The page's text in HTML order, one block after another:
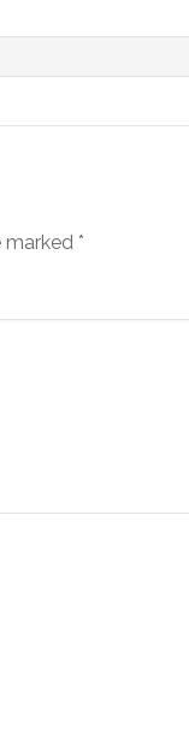
marked *